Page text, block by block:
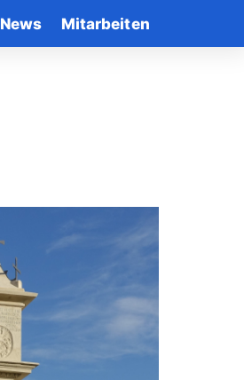
News Mitarbeiten